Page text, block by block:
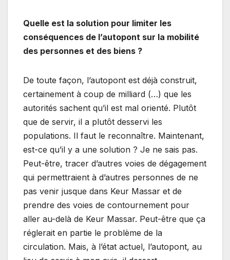
Quelle est la solution pour limiter les
conséquences de l’autopont sur la mobilité
des personnes et des biens ?
De toute façon, l’autopont est déjà construit,
certainement à coup de milliard (…) que les
autorités sachent qu’il est mal orienté. Plutôt
que de servir, il a plutôt desservi les
populations. Il faut le reconnaître. Maintenant,
est-ce qu’il y a une solution ? Je ne sais pas.
Peut-être, tracer d’autres voies de dégagement
qui permettraient à d’autres personnes de ne
pas venir jusque dans Keur Massar et de
prendre des voies de contournement pour
aller au-delà de Keur Massar. Peut-être que ça
réglerait en partie le problème de la
circulation. Mais, à l’état actuel, l’autopont, au